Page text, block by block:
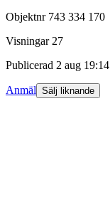
Objektnr 743 334 170
Visningar 27
Publicerad 2 aug 19:14
Anmäl Sälj liknande